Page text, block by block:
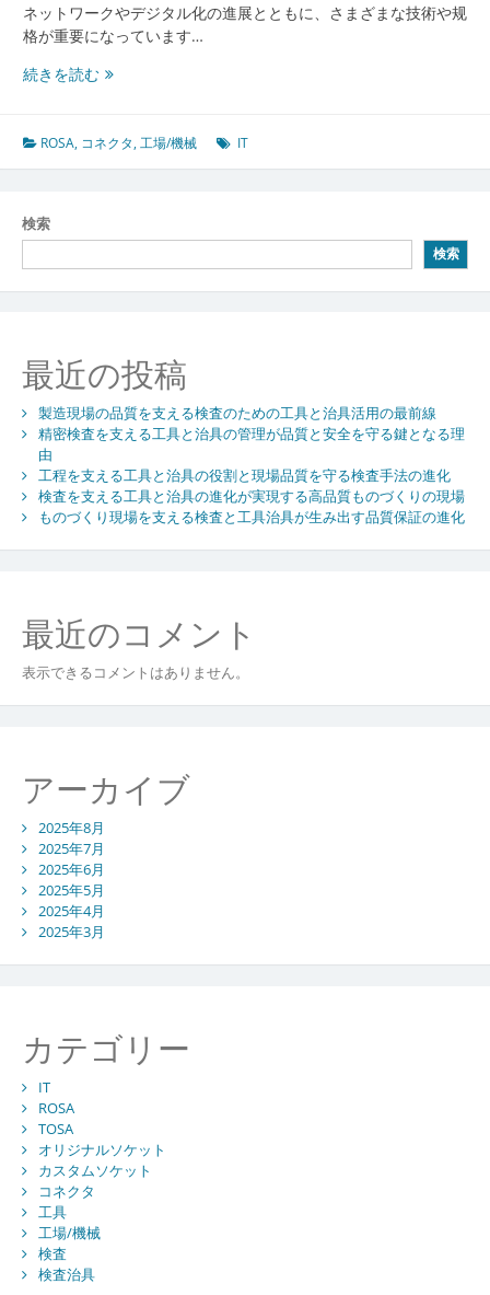
ネットワークやデジタル化の進展とともに、さまざまな技術や规
格が重要になっています…
続きを読むROSA
え
る
信
と
コ
ネ
タ
の
化
ROSA, コネクタ,工場/機械 IT
検索
検索
最近の投稿
製造現場の品質を支える検査のための工具と治具活用の最前線
精密検査を支える工具と治具の管理が品質と安全を守る鍵となる理
由
工程を支える工具と治具の役割と現場品質を守る検査手法の進化
検査を支える工具と治具の進化が実現する高品質ものづくりの現場
ものづくり現場を支える検査と工具治具が生み出す品質保証の進化
最近のコメント
表示できるコメントはありません。
アーカイブ
2025年8月
2025年7月
2025年6月
2025年5月
2025年4月
2025年3月
カテゴリー
IT
ROSA
TOSA
オリジナルソケット
カスタムソケット
コネクタ
工具
工場/機械
検査
検査治具